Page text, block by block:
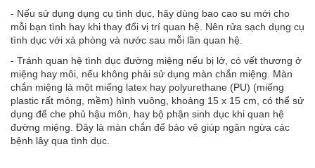
- Nếu sử dụng dụng cụ tình dục, hãy dùng bao cao su mới cho
mỗi bạn tình hay khi thay đổi vị trí quan hệ. Nên rửa sạch dụng cụ
tình dục với xà phòng và nước sau mỗi lần quan hệ.
- Tránh quan hệ tình dục đường miệng nếu bị lở, có vết thương ở
miệng hay môi, nếu không phải sử dụng màn chắn miệng. Màn
chắn miệng là một miếng latex hay polyurethane (PU) (miếng
plastic rất mỏng, mềm) hình vuông, khoảng 15 x 15 cm, có thể sử
dụng để che phủ hậu môn, hay bộ phận sinh dục khi quan hệ
đường miệng. Đây là màn chắn để bảo vệ giúp ngăn ngừa các
bệnh lây qua tình dục.